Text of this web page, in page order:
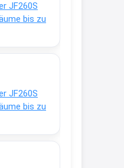
JF260S
bis zu
JF260S
bis zu
es keine
mehr / wurde